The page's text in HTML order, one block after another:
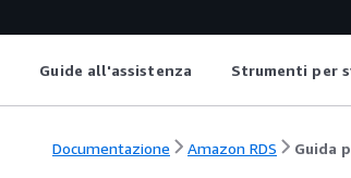
Guide all'assistenza Strumenti per
Documentazione Amazon RDS Guida